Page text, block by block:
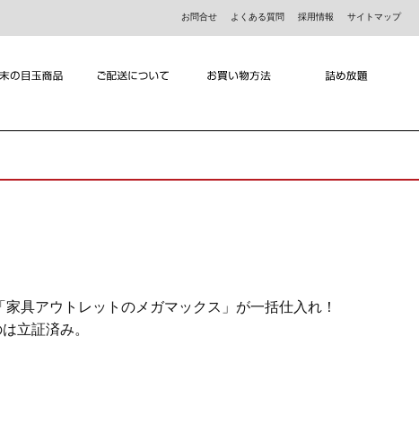
お問合せ よくある質問 採用情報 サイトマップ
具アウトレットのメガマックス」が一括仕入れ！
立証済み。